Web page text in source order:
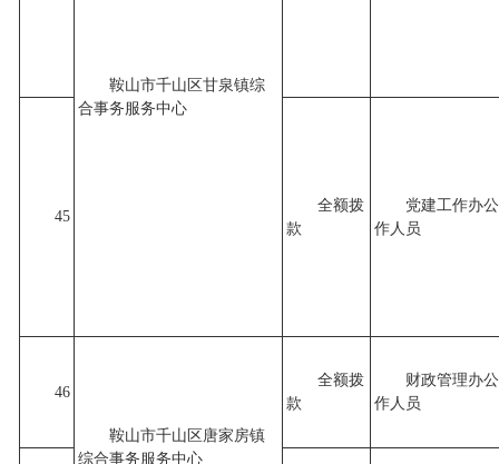
鞍山市千山区甘泉镇综
合事务服务中心
45
全额拨
款
党建工作办
作人员
46
鞍山市千山区唐家房镇
综合事务服务中心
全额拨
款
财政管理办
作人员